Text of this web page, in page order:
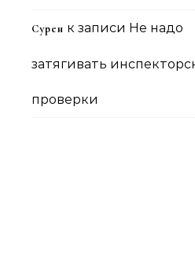
Сурен к записи Не надо
затягивать
проверки